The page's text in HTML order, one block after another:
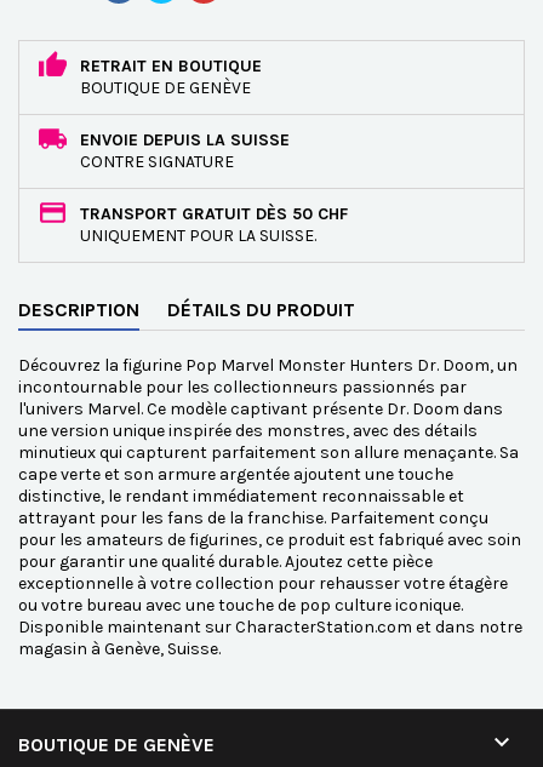
RETRAIT EN BOUTIQUE
BOUTIQUE DE GENÈVE
ENVOIE DEPUIS LA SUISSE
CONTRE SIGNATURE
TRANSPORT GRATUIT DÈS 50 CHF
UNIQUEMENT POUR LA SUISSE.
DESCRIPTION DÉTAILS DU PRODUIT
Découvrez la figurine Pop Marvel Monster Hunters Dr. Doom, un
incontournable pour les collectionneurs passionnés par
l'univers Marvel. Ce modèle captivant présente Dr. Doom dans
une version unique inspirée des monstres, avec des détails
minutieux qui capturent parfaitement son allure menaçante. Sa
cape verte et son armure argentée ajoutent une touche
distinctive, le rendant immédiatement reconnaissable et
attrayant pour les fans de la franchise. Parfaitement conçu
pour les amateurs de figurines, ce produit est fabriqué avec soin
pour garantir une qualité durable. Ajoutez cette pièce
exceptionnelle à votre collection pour rehausser votre étagère
ou votre bureau avec une touche de pop culture iconique.
Disponible maintenant sur CharacterStation.com et dans notre
magasin à Genève, Suisse.
BOUTIQUE DE GENÈVE 